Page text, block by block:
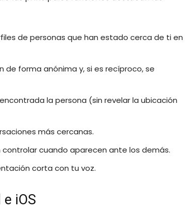
de personas que han estado cerca de ti en
de forma anónima y, si es recíproco, se
la persona (sin revelar la ubicación
más cercanas.
controlar cuando aparecen ante los demás.
corta con tu voz.
iOS